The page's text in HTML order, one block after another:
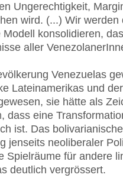
Ungerechtigkeit,
wird. (...) Wir werden
konsolidieren,
aller
Venezuelas
Lateinamerikas und
sie hätte als
dass eine
ist. Das
jenseits neoliberaler
Spielräume für andere
deutlich vergrössert.